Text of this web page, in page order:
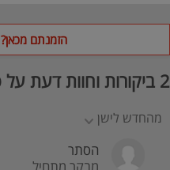
הזמנתם מכאן?
2 ביקורות וחוות דעת על פיצה טו גו פרפקטו חיפה
מהחדש לישן
הסתר